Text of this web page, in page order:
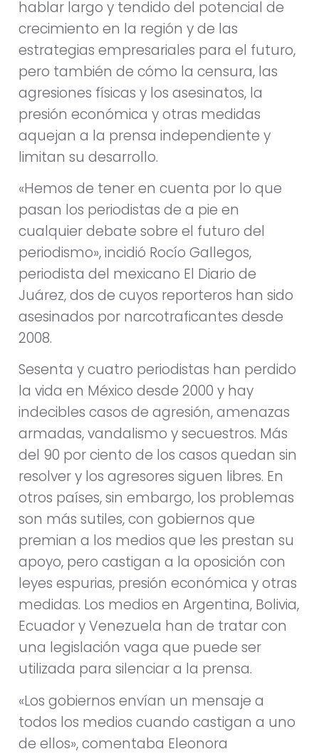
hablar largo y tendido del potencial de
crecimiento en la región y de las
estrategias empresariales para el futuro,
pero también de cómo la censura, las
agresiones físicas y los asesinatos, la
presión económica y otras medidas
aquejan a la prensa independiente y
limitan su desarrollo.
«Hemos de tener en cuenta por lo que
pasan los periodistas de a pie en
cualquier debate sobre el futuro del
periodismo», incidió Rocío Gallegos,
periodista del mexicano El Diario de
Juárez, dos de cuyos reporteros han sido
asesinados por narcotraficantes desde
2008.
Sesenta y cuatro periodistas han perdido
la vida en México desde 2000 y hay
indecibles casos de agresión, amenazas
armadas, vandalismo y secuestros. Más
del 90 por ciento de los casos quedan sin
resolver y los agresores siguen libres. En
otros países, sin embargo, los problemas
son más sutiles, con gobiernos que
premian a los medios que les prestan su
apoyo, pero castigan a la oposición con
leyes espurias, presión económica y otras
medidas. Los medios en Argentina, Bolivia,
Ecuador y Venezuela han de tratar con
una legislación vaga que puede ser
utilizada para silenciar a la prensa.
«Los gobiernos envían un mensaje a
todos los medios cuando castigan a uno
de ellos», comentaba Eleonora